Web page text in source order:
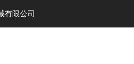
有限公司